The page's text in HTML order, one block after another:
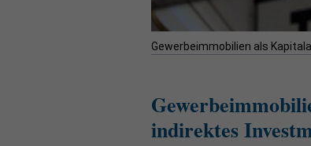
Gewerbeimmobilien als
indirektes